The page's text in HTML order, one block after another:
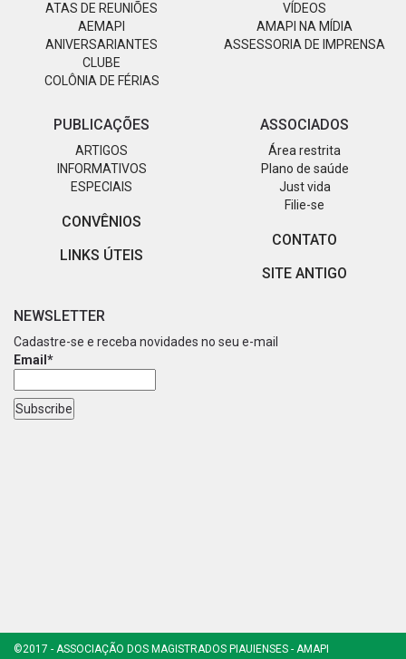
ATAS DE REUNIÕES
AEMAPI
ANIVERSARIANTES
CLUBE
COLÔNIA DE FÉRIAS
VÍDEOS
AMAPI NA MÍDIA
ASSESSORIA DE IMPRENSA
PUBLICAÇÕES
ARTIGOS
INFORMATIVOS
ESPECIAIS
CONVÊNIOS
LINKS ÚTEIS
ASSOCIADOS
Área restrita
Plano de saúde
Just vida
Filie-se
CONTATO
SITE ANTIGO
NEWSLETTER
Cadastre-se e receba novidades no seu e-mail
Email*
©2017 - ASSOCIAÇÃO DOS MAGISTRADOS PIAUIENSES - AMAPI